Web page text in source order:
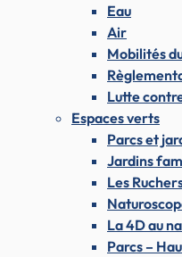
Eau
Air
Mobilités
Lutte
Espaces verts
Parcs et
Jardins
Les
La 4D au
Parcs –